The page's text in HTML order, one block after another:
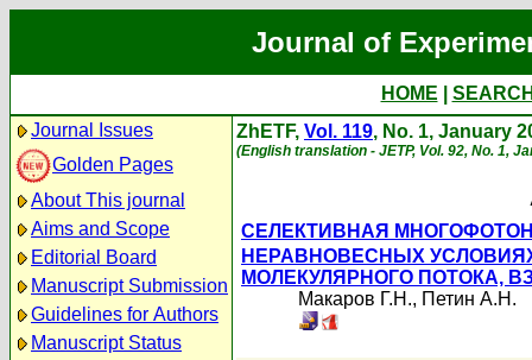
Journal of
HOME
Journal Issues
Golden Pages
About This journal
Aims and Scope
Editorial Board
Manuscript Submission
Guidelines for Authors
Manuscript Status
ZhETF, Vol. 119, No. 1, January
(English translation - JETP, Vol. 92, No. 1,
СЕЛЕКТИВНАЯ
НЕРАВНОВЕСНЫХ
МОЛЕКУЛЯРНОГО ПОТОКА,
Макаров Г.Н., Петин А.Н.